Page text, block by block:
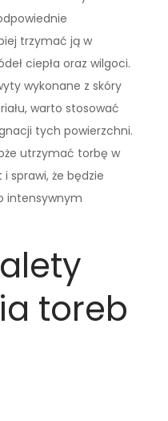
trzymać ją w
ciepła oraz wilgoci.
wykonane z skóry
warto stosować
tych powierzchni.
utrzymać torbę w
sprawi, że będzie
intensywnym
toreb